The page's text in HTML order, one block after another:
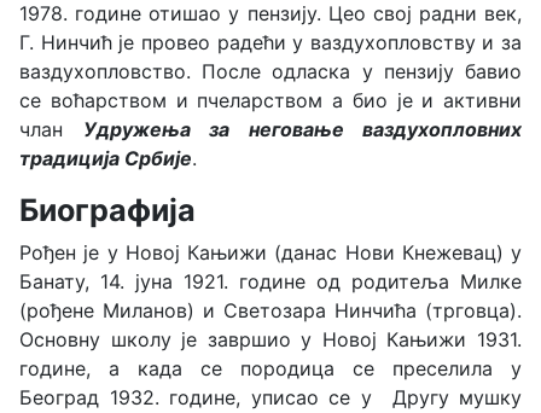
1978. године отишао у пензију. Цео свој радни век,
Г. Нинчић је провео радећи у ваздухопловству и за
ваздухопловство. После одласка у пензију бавио
се воћарством и пчеларством а био је и активни
члан Удружења за неговање ваздухопловних
традиција Србије.
Биографија
Рођен је у Новој Кањижи (данас Нови Кнежевац) у
Банату, 14. јуна 1921. године од родитеља Милке
(рођене Миланов) и Светозара Нинчића (трговца).
Основну школу је завршио у Новој Кањижи 1931.
године, а када се породица се преселила у
Београд 1932. године, уписао се у Другу мушку